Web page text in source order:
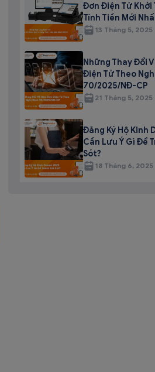
Đơn Điện Tử Khởi
Tính Tiền Mới
13 Tháng 5, 2025
Những Thay Đổi
Điện Tử Theo
70/2025/NĐ-CP
21 Tháng 5, 2025
Đăng Ký Hộ Kinh
Cần Lưu Ý Gì Để
Sót?
18 Tháng 6, 2025